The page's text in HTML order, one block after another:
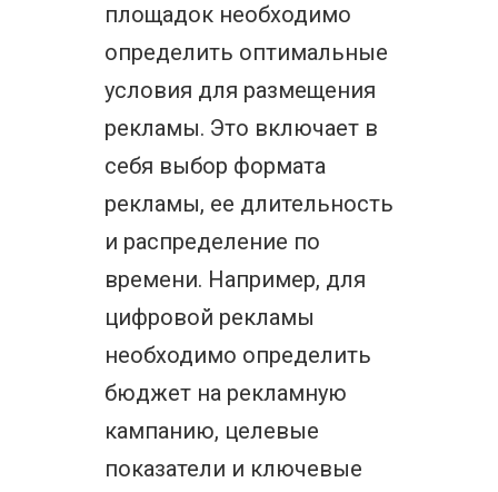
площадок необходимо
определить оптимальные
условия для размещения
рекламы. Это включает в
себя выбор формата
рекламы, ее длительность
и распределение по
времени. Например, для
цифровой рекламы
необходимо определить
бюджет на рекламную
кампанию, целевые
показатели и ключевые